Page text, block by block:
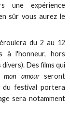
une expérience
sûr vous aurez le
du 2 au 12
à l'honneur, hors
Des films qui
mon amourseront
du festival portera
sera notamment